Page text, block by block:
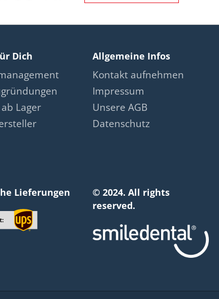
Dich
Lager
Allgemeine Infos
Kontakt aufnehmen
Impressum
Unsere AGB
Datenschutz
Lieferungen
© 2024. All rights
reserved.